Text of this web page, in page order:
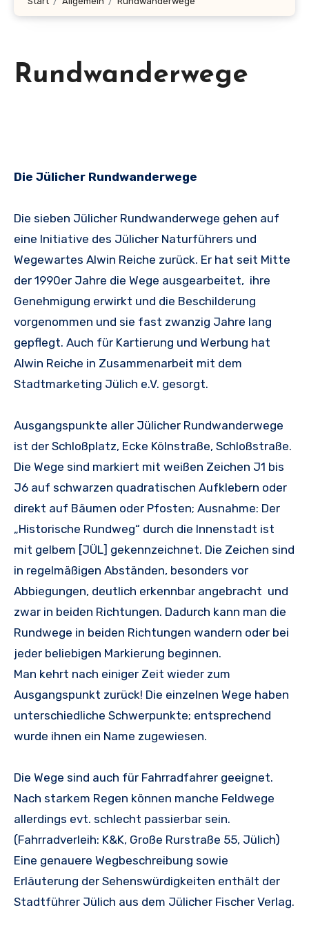
Rundwanderwege
Die Jülicher Rundwanderwege
Die sieben Jülicher Rundwanderwege gehen auf
eine Initiative des Jülicher Naturführers und
Wegewartes Alwin Reiche zurück. Er hat seit Mitte
der 1990er Jahre die Wege ausgearbeitet, ihre
Genehmigung erwirkt und die Beschilderung
vorgenommen und sie fast zwanzig Jahre lang
gepflegt. Auch für Kartierung und Werbung hat
Alwin Reiche in Zusammenarbeit mit dem
Stadtmarketing Jülich e.V. gesorgt.
Ausgangspunkte aller Jülicher Rundwanderwege
ist der Schloßplatz, Ecke Kölnstraße, Schloßstraße.
Die Wege sind markiert mit weißen Zeichen J1 bis
J6 auf schwarzen quadratischen Aufklebern oder
direkt auf Bäumen oder Pfosten; Ausnahme: Der
„Historische Rundweg“ durch die Innenstadt ist
mit gelbem [JÜL] gekennzeichnet. Die Zeichen sind
in regelmäßigen Abständen, besonders vor
Abbiegungen, deutlich erkennbar angebracht  und
zwar in beiden Richtungen. Dadurch kann man die
Rundwege in beiden Richtungen wandern oder bei
jeder beliebigen Markierung beginnen.
Man kehrt nach einiger Zeit wieder zum
Ausgangspunkt zurück! Die einzelnen Wege haben
unterschiedliche Schwerpunkte; entsprechend
wurde ihnen ein Name zugewiesen.
Die Wege sind auch für Fahrradfahrer geeignet.
Nach starkem Regen können manche Feldwege
allerdings evt. schlecht passierbar sein.
(Fahrradverleih: K&K, Große Rurstraße 55, Jülich)
Eine genauere Wegbeschreibung sowie
Erläuterung der Sehenswürdigkeiten enthält der
Stadtführer Jülich aus dem Jülicher Fischer Verlag.